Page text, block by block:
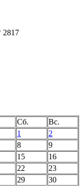
2817
Сб.
Вс.
1
2
8
9
15
16
22
23
29
30